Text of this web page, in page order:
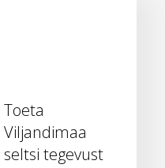
Toeta
Viljandimaa
seltsi tegevust